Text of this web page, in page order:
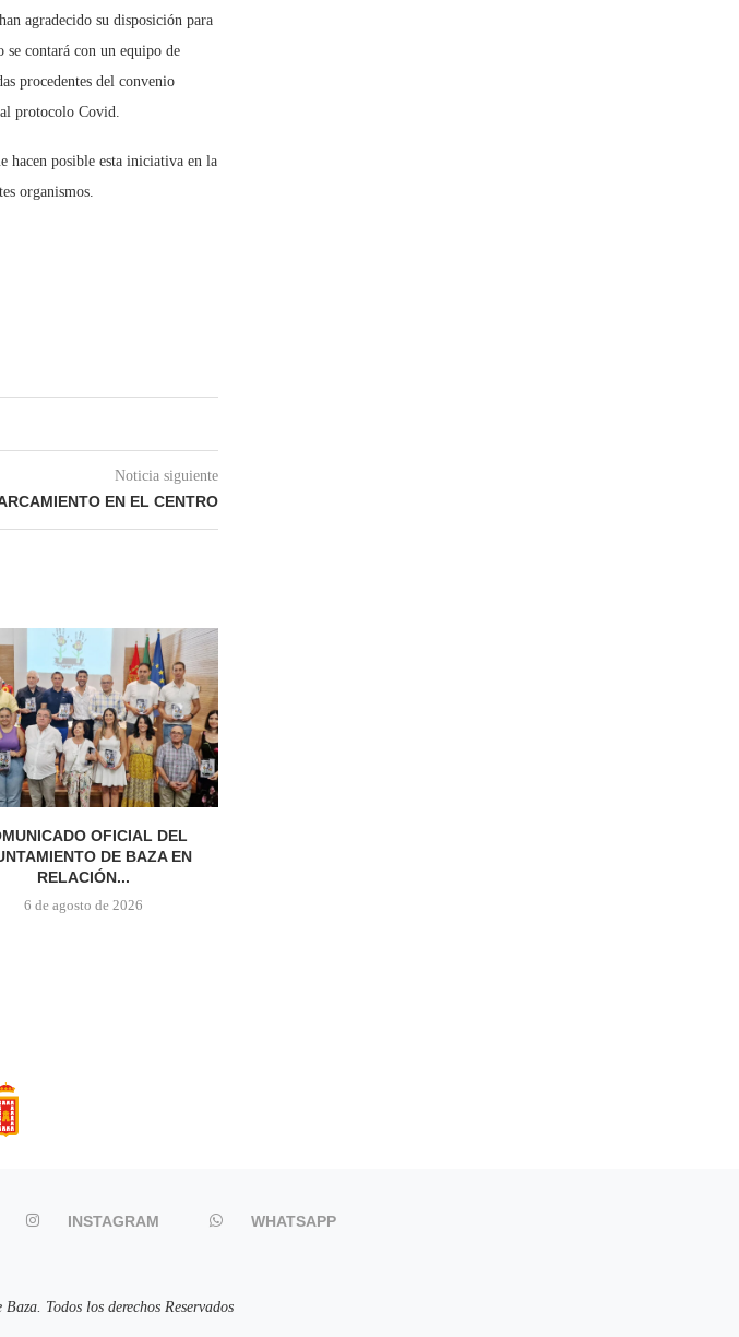
agradecido su disposición para
se contará con un equipo de
procedentes del convenio
protocolo Covid.
hacen posible esta iniciativa en la
organismos.
Noticia siguiente
EN EL CENTRO
OFICIAL DEL
DE BAZA EN
RELACIÓN...
6 de agosto de 2026
INSTAGRAM WHATSAPP
Todos los derechos Reservados